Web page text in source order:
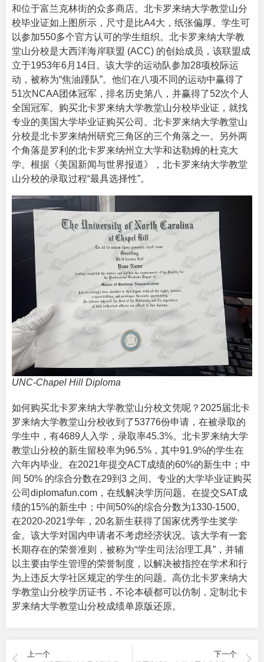
和位于富兰克林街的众多商店。北卡罗来纳大学教堂山分
校毕业证如上图所示，尺寸是比A4大，纸张偏厚。学生可
以参加550多个官方认可的学生组织。北卡罗来纳大学教
堂山分校是大西洋海岸联盟 (ACC) 的创始成员，该联盟成
立于1953年6月14日。该大学的运动队参加28项校际运
动，被称为“焦油踵队”。他们在八项不同的运动中赢得了
51次NCAA团体冠军，排名历史第八，并赢得了52次个人
全国冠军。购买北卡罗来纳大学教堂山分校毕业证，就找
专业的美国大学毕业证购买公司。北卡罗来纳大学教堂山
分校是北卡罗来纳州研究三角区的三个角落之一。另外两
个角落是罗利的北卡罗来纳州立大学和达勒姆的杜克大
学。根据《美国新闻与世界报道》，北卡罗来纳大学教堂
山分校的录取过程“最具选择性”。
UNC-Chapel Hill Diploma
如何购买北卡罗来纳大学教堂山分校文凭呢？2025届北卡
罗来纳大学教堂山分校收到了53776份申请，在被录取的
学生中，有4689人入学，录取率45.3%。北卡罗来纳大学
教堂山分校的新生留校率为96.5%，其中91.9%的学生在
六年内毕业。在2021年提交ACT成绩的60%的新生中；中
间 50% 的综合分数在29到3 之间。专业的大学毕业证购买
公司 diplomafun.com，在线解决学历问题。在提交SAT成
绩的15%的新生中；中间50%的综合分数为1330-1500。
在2020-2021学年，20名新生获得了国家优秀学生奖学
金。该大学对国内申请者不考虑经济状况。该大学有一套
长期存在的荣誉准则，被称为“学生司法治理工具”，并辅
以主要由学生管理的荣誉制度，以解决被指控在学术和行
为上违反大学社区规定的学生的问题。高仿北卡罗来纳大
学教堂山分校学历证书，不论本硕都可以仿制，定制北卡
罗来纳大学教堂山分校成绩单原版还原。
上一个 下一个